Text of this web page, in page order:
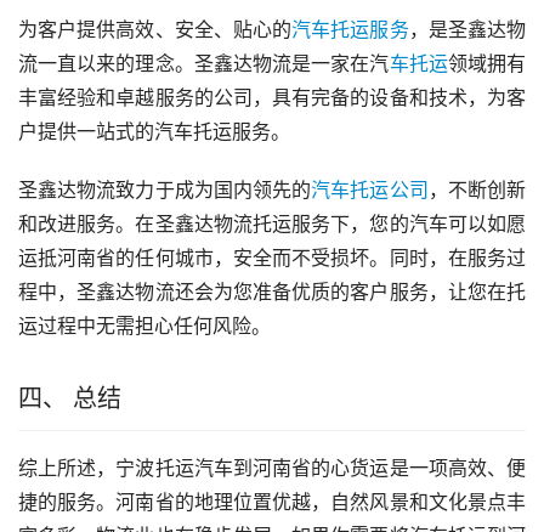
为客户提供高效、安全、贴心的汽车托运服务，是圣鑫达物
流一直以来的理念。圣鑫达物流是一家在汽车托运领域拥有
丰富经验和卓越服务的公司，具有完备的设备和技术，为客
户提供一站式的汽车托运服务。
圣鑫达物流致力于成为国内领先的汽车托运公司 ，不断创新
和改进服务。在圣鑫达物流托运服务下，您的汽车可以如愿
运抵河南省的任何城市，安全而不受损坏。同时，在服务过
程中，圣鑫达物流还会为您准备优质的客户服务，让您在托
运过程中无需担心任何风险。
四、 总结
综上所述，宁波托运汽车到河南省的心货运是一项高效、便
捷的服务。河南省的地理位置优越，自然风景和文化景点丰